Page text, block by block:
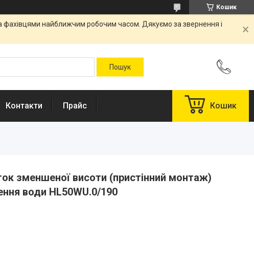
Кошик
фахівцями найближчим робочим часом. Дякуємо за звернення і
Контакти Прайс Кошик
зменшеної висоти (пристінний монтаж)
води HL50WU.0/190